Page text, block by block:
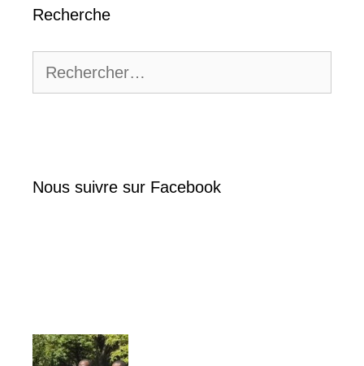
Recherche
Nous suivre sur Facebook